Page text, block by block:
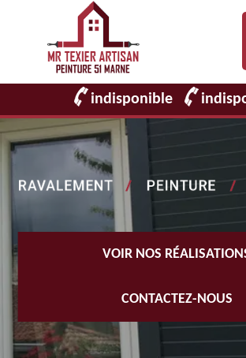
indisponible
VOIR NOS
CONTACTEZ-NOUS